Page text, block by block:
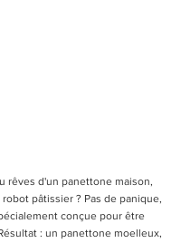
rêves d'un panettone maison,
pâtissier ? Pas de panique,
conçue pour être
: un panettone moelleux,